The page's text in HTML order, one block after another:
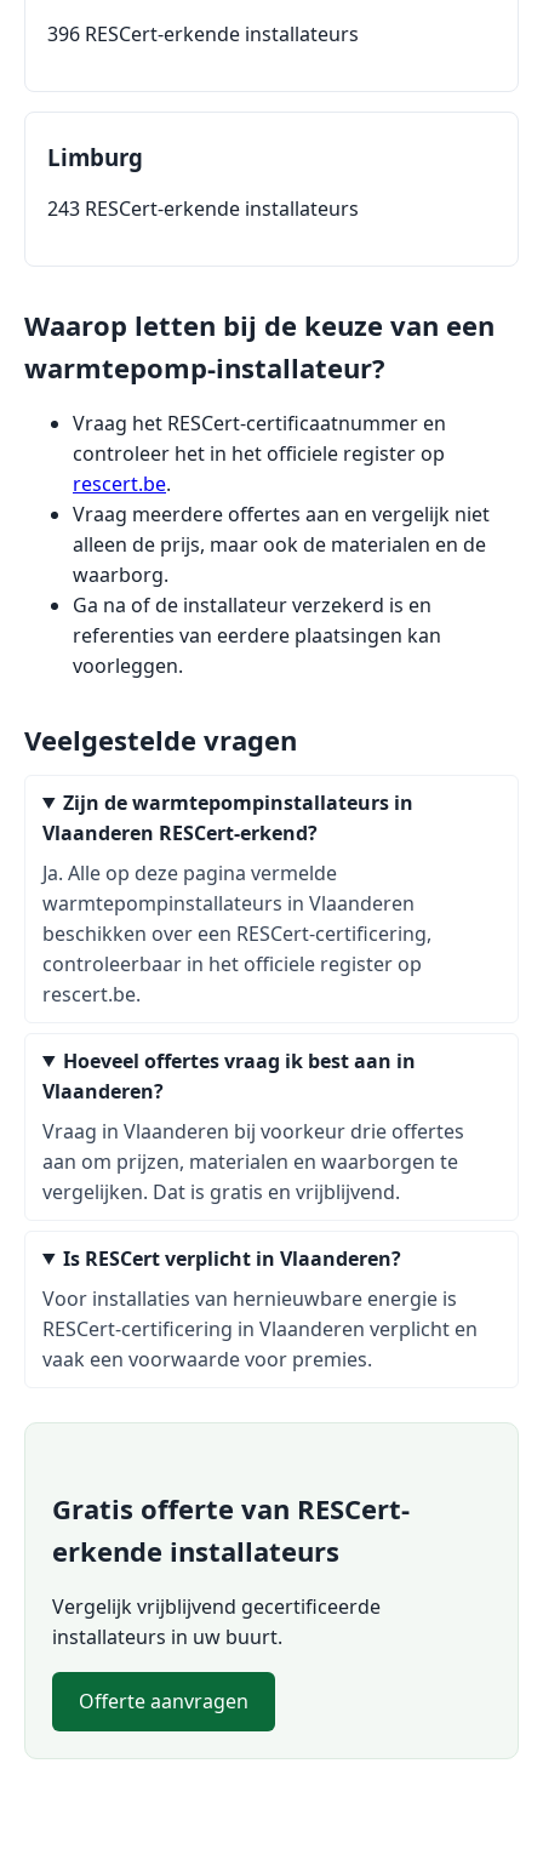
396 RESCert-erkende installateurs
Limburg
243 RESCert-erkende installateurs
Waarop letten bij de keuze van een
warmtepomp-installateur?
Vraag het RESCert-certificaatnummer en
controleer het in het officiele register op
rescert.be.
Vraag meerdere offertes aan en vergelijk niet
alleen de prijs, maar ook de materialen en de
waarborg.
Ga na of de installateur verzekerd is en
referenties van eerdere plaatsingen kan
voorleggen.
Veelgestelde vragen
Zijn de warmtepompinstallateurs in
Vlaanderen RESCert-erkend?
Ja. Alle op deze pagina vermelde
warmtepompinstallateurs in Vlaanderen
beschikken over een RESCert-certificering,
controleerbaar in het officiele register op
rescert.be.
Hoeveel offertes vraag ik best aan in
Vlaanderen?
Vraag in Vlaanderen bij voorkeur drie offertes
aan om prijzen, materialen en waarborgen te
vergelijken. Dat is gratis en vrijblijvend.
Is RESCert verplicht in Vlaanderen?
Voor installaties van hernieuwbare energie is
RESCert-certificering in Vlaanderen verplicht en
vaak een voorwaarde voor premies.
Gratis offerte van RESCert-
erkende installateurs
Vergelijk vrijblijvend gecertificeerde
installateurs in uw buurt.
Offerte aanvragen